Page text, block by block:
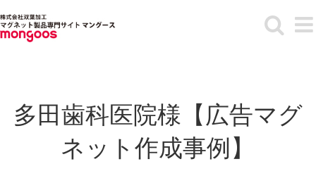
to
content
多田歯科医院様【広告マグ
ネット作成事例】